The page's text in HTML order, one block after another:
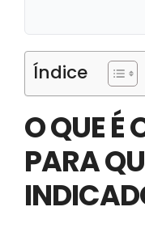
Índice
O QUE É
PARA